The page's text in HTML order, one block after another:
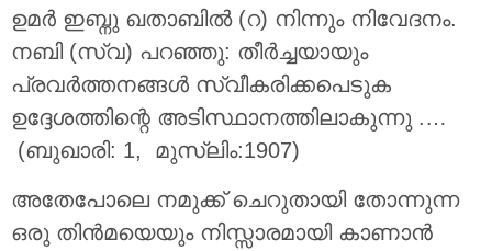
ഉമര്‍ ഇബ്നു ഖതാബില്‍ (റ) നിന്നും നിവേദനം.
നബി (സ്വ) പറഞ്ഞു: തീര്‍ച്ചയായും
പ്രവര്‍ത്തനങ്ങള്‍ സ്വീകരിക്കപെടുക
ഉദ്ദേശത്തിന്റെ അടിസ്ഥാനത്തിലാകുന്നു .…
(ബുഖാരി: 1, മുസ്ലിം:1907)
അതേപോലെ നമുക്ക് ചെറുതായി തോന്നുന്ന
ഒരു തിന്‍മയെയും നിസ്സാരമായി കാണാൻ